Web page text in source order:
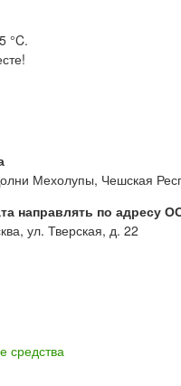
°C.
Мехолупы, Чешская
направлять по
ул. Тверская, д. 22
средства